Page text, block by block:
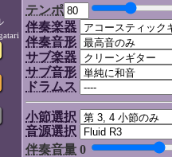
テンポ
伴奏楽器
伴奏音形
サブ楽器
サブ音形
ドラムス
小節選択
音源選択
伴奏音量 0